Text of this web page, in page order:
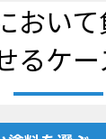
おい
るケー